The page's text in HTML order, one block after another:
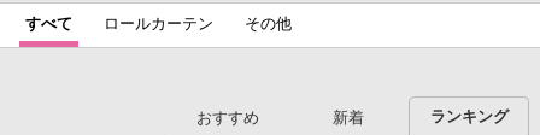
すべて ロールカーテン その他
おすすめ 新着 ランキング